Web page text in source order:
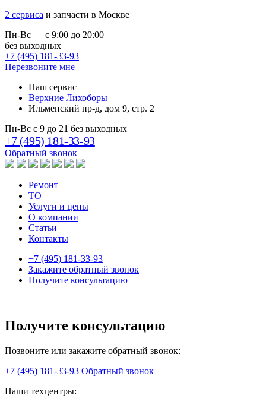
2 сервиса и запчасти в Москве
Пн-Вс — с 9:00 до 20:00
без выходных
+7 (495) 181-33-93
Перезвоните мне
Наш сервис
Верхние Лихоборы
Ильменский пр-д, дом 9, стр. 2
Пн-Вс с 9 до 21 без выходных
+7 (495) 181-33-93
Обратный звонок
Ремонт
ТО
Услуги и цены
О компании
Статьи
Контакты
+7 (495) 181-33-93
Закажите обратный звонок
Получите консультацию
Получите консультацию
Позвоните или закажите обратный звонок:
+7 (495) 181-33-93 Обратный звонок
Наши техцентры: